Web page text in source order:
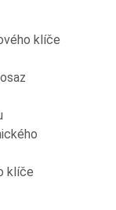
klíče
klíče